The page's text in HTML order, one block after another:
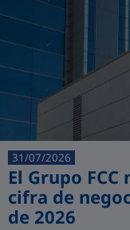
31/07/2026
El Grupo
cifra de
de 2026